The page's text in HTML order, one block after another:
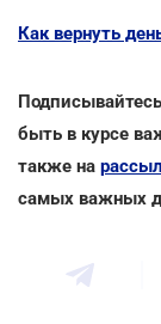
Как вернуть
быть в курсе
также на
самых важных